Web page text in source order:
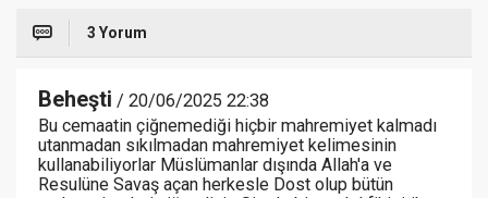
3 Yorum
Beheşti / 20/06/2025 22:38
Bu cemaatin çiğnemediği hiçbir mahremiyet kalmadı
utanmadan sıkılmadan mahremiyet kelimesinin
kullanabiliyorlar Müslümanlar dışında Allah'a ve
Resulüne Savaş açan herkesle Dost olup bütün